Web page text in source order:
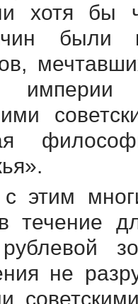
хотя бы
были
империи
этим
течение
не